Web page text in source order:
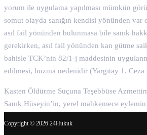
yorum ile uygulama yapılması mümkün
somut olayda sanığın kendisi yönünden
asıl fail yönünden bulunmasa bile sanık
gerekirken, asıl fail yönünden kan gütme
bahisle TCK’nin 82/1-j maddesinin
edilmesi, bozma nedenidir (Yargıtay 1.
Kasten Öldürme Suçuna Teşebbüse
Sanık Hüseyin’in, yerel mahkemece eylemin
sanık Mehmet Ali’yi katılanın öldürülmesi
Copyright © 2026 24Hukuk